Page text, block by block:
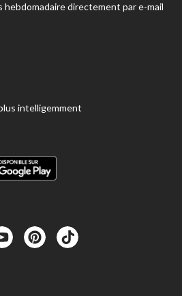
directement par e-mail
intelligemment